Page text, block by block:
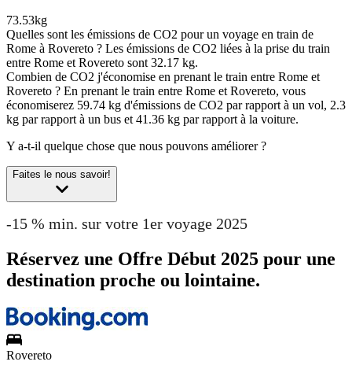
73.53kg
Quelles sont les émissions de CO2 pour un voyage en train de
Rome à Rovereto ? Les émissions de CO2 liées à la prise du train
entre Rome et Rovereto sont 32.17 kg.
Combien de CO2 j'économise en prenant le train entre Rome et
Rovereto ? En prenant le train entre Rome et Rovereto, vous
économiserez 59.74 kg d'émissions de CO2 par rapport à un vol, 2.3
kg par rapport à un bus et 41.36 kg par rapport à la voiture.
Y a-t-il quelque chose que nous pouvons améliorer ?
Faites le nous savoir!
-15 % min. sur votre 1er voyage 2025
Réservez une Offre Début 2025 pour une
destination proche ou lointaine.
Rovereto